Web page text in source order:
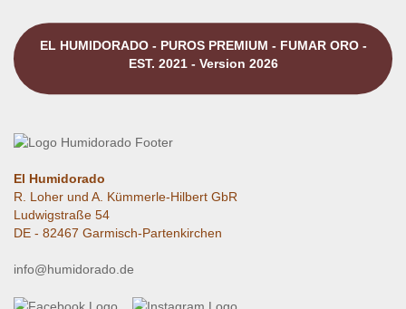
EL HUMIDORADO - PUROS PREMIUM - FUMAR ORO -
EST. 2021 - Version 2026
El Humidorado
R. Loher und A. Kümmerle-Hilbert GbR
Ludwigstraße 54
DE - 82467 Garmisch-Partenkirchen
info@humidorado.de